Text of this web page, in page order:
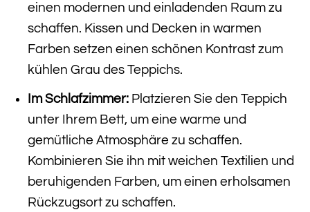
einen modernen und einladenden Raum zu
schaffen. Kissen und Decken in warmen
Farben setzen einen schönen Kontrast zum
kühlen Grau des Teppichs.
Im Schlafzimmer:Platzieren Sie den Teppich
unter Ihrem Bett, um eine warme und
gemütliche Atmosphäre zu schaffen.
Kombinieren Sie ihn mit weichen Textilien und
beruhigenden Farben, um einen erholsamen
Rückzugsort zu schaffen.